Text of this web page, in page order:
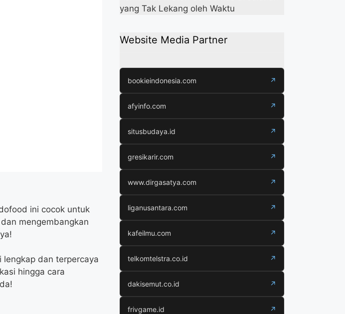
ini cocok untuk
mengembangkan
dan terpercaya
hingga cara
yang Tak Lekang oleh Waktu
Website Media Partner
bookieindonesia.com ↗
afyinfo.com ↗
situsbudaya.id ↗
gresikarir.com ↗
www.dirgasatya.com ↗
liganusantara.com ↗
kafeilmu.com ↗
telkomtelstra.co.id ↗
dakisemut.co.id ↗
frivgame.id ↗